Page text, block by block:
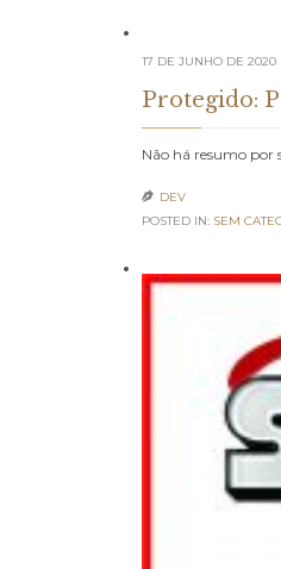
17 DE JUNHO DE 2020
Protegido:
Não há resumo por

DEV
POSTED IN: SEM